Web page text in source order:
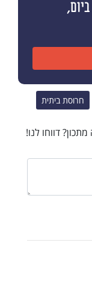
10 דקות ביום,
חרוסת ביתית
דווחו לנו!